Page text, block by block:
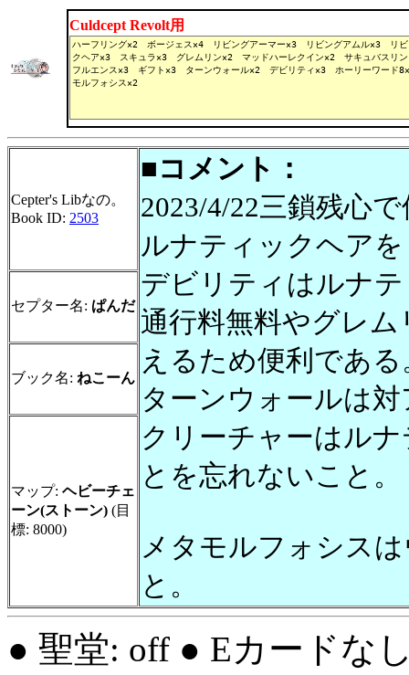
Culdcept Revolt用
Cepter's Libなの。
Book ID: 2503
■コメント：
2023/4/22三鎖残心
ルナティックヘア
デビリティはルナ
通行料無料やグレ
えるため便利である
ターンウォールは
クリーチャーはル
とを忘れないこと。
メタモルフォシス
と。
セプター名: ぱんだ
ブック名: ねこーん
マップ: ヘビーチェ
ーン(ストーン) (目
標: 8000)
● 聖堂: off ● Eカードな